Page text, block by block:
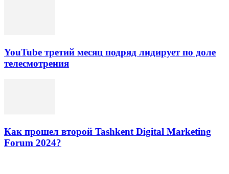
YouTube третий месяц подряд лидирует по доле
телесмотрения
Как прошел второй Tashkent Digital Marketing
Forum 2024?